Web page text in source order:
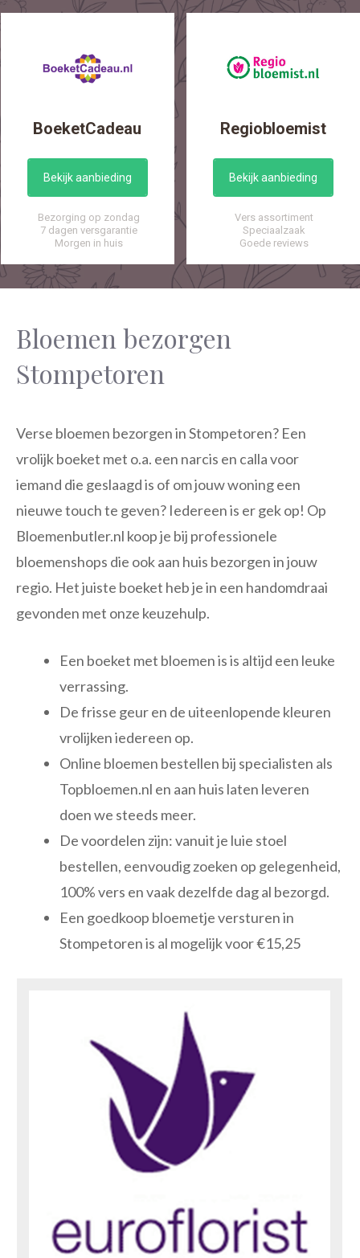
BoeketCadeau
Bekijk aanbieding
Bezorging op zondag
7 dagen versgarantie
Morgen in huis
Regiobloemist
Bekijk aanbieding
Vers assortiment
Speciaalzaak
Goede reviews
Bloemen bezorgen
Stompetoren
Verse bloemen bezorgen in Stompetoren? Een
vrolijk boeket met o.a. een narcis en calla voor
iemand die geslaagd is of om jouw woning een
nieuwe touch te geven? Iedereen is er gek op! Op
Bloemenbutler.nl koop je bij professionele
bloemenshops die ook aan huis bezorgen in jouw
regio. Het juiste boeket heb je in een handomdraai
gevonden met onze keuzehulp.
Een boeket met bloemen is is altijd een leuke
verrassing.
De frisse geur en de uiteenlopende kleuren
vrolijken iedereen op.
Online bloemen bestellen bij specialisten als
Topbloemen.nl en aan huis laten leveren
doen we steeds meer.
De voordelen zijn: vanuit je luie stoel
bestellen, eenvoudig zoeken op gelegenheid,
100% vers en vaak dezelfde dag al bezorgd.
Een goedkoop bloemetje versturen in
Stompetoren is al mogelijk voor €15,25